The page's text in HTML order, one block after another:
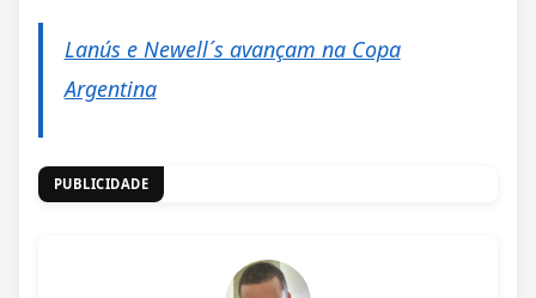
Lanús e Newell´s avançam na Copa
Argentina
PUBLICIDADE